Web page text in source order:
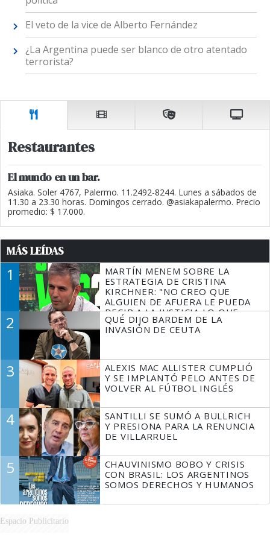
El veto de la vice de Alberto Fernández
¿La Argentina puede ser blanco de otro atentado
terrorista?
Restaurantes
El mundo en un bar.
Asiaka. Soler 4767, Palermo. 11.2492-8244. Lunes a sábados de
11.30 a 23.30 horas. Domingos cerrado. @asiakapalermo. Precio
promedio: $ 17.000.
MÁS LEÍDAS
1
MARTÍN MENEM SOBRE LA
ESTRATEGIA DE CRISTINA
KIRCHNER: "NO CREO QUE
ALGUIEN DE AFUERA LE PUEDA
DECIR A LA JUSTICIA LO QUE
TIENE QUE HACER"
2
QUÉ DIJO BARDEM DE LA
INVASIÓN DE CEUTA
3
ALEXIS MAC ALLISTER CUMPLIÓ
Y SE IMPLANTÓ PELO ANTES DE
VOLVER AL FÚTBOL INGLÉS
4
SANTILLI SE SUMÓ A BULLRICH
Y PRESIONA PARA LA RENUNCIA
DE VILLARRUEL
5
CHAUVINISMO BOBO Y CRISIS
CON BRASIL: LOS ARGENTINOS
SOMOS DERECHOS Y HUMANOS
Espacio Publicitario